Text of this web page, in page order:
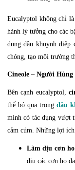
Eucalyptol không chỉ
hành lý tưởng cho các
dụng dầu khuynh diệp
chóng, tạo môi trường
Cineole – Người
Bên cạnh eucalyptol,
thể bỏ qua trong dầu
minh có tác dụng vượt
cảm cúm. Những lợi
Làm dịu cơn ho
dịu các cơn ho